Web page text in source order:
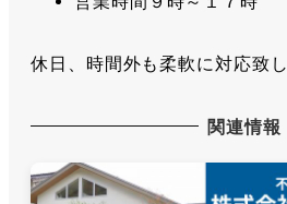
休日、時間外も柔軟に対応致
関連情報